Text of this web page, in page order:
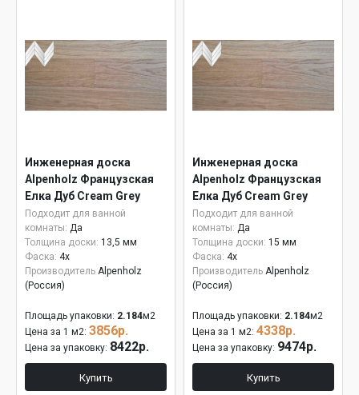
Инженерная доска
Alpenholz Французская
Елка Дуб Cream Grey
Подходит для ванной
комнаты: Да
Толщина доски: 13,5 мм
Фаска: 4x
Производитель Alpenholz
(Россия)
Площадь упаковки: 2.184м2
Цена за 1 м2: 3856р.
Цена за упаковку: 8422р.
Купить
Инженерная доска
Alpenholz Французская
Елка Дуб Cream Grey
15мм
Подходит для ванной
комнаты: Да
Толщина доски: 15 мм
Фаска: 4x
Производитель Alpenholz
(Россия)
Площадь упаковки: 2.184м2
Цена за 1 м2: 4338р.
Цена за упаковку: 9474р.
Купить